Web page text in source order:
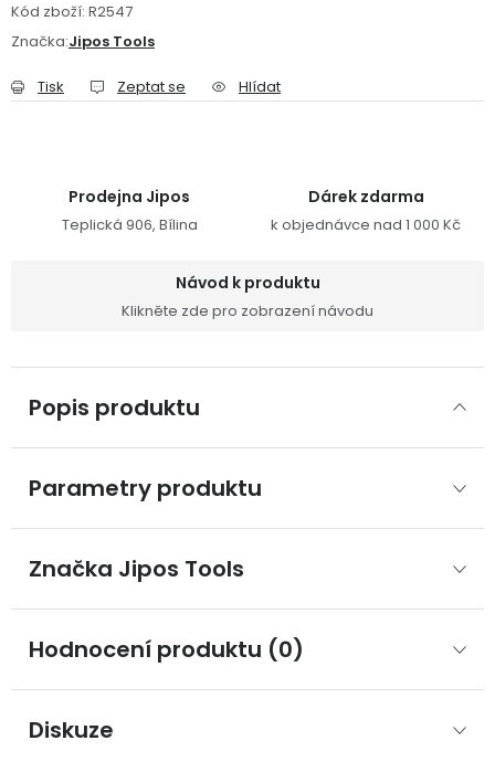
Kód zboží: R2547
Značka:Jipos Tools
Tisk Zeptat se Hlídat
Prodejna Jipos
Teplická 906, Bílina
Dárek zdarma
k objednávce nad 1 000 Kč
Návod k produktu
Klikněte zde pro zobrazení návodu
Popis produktu
Parametry produktu
Značka Jipos Tools
Hodnocení produktu (0)
Diskuze